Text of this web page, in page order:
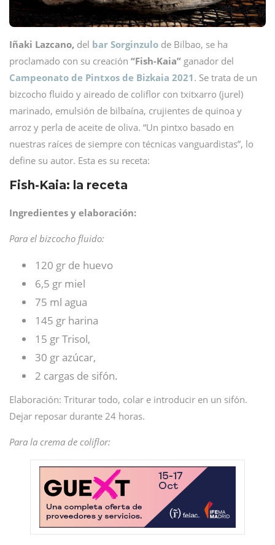
Iñaki Lazcano, del bar Sorginzulo de Bilbao, se ha
proclamado con su creación “Fish-Kaia” ganador del
Campeonato de Pintxos de Bizkaia 2021 . Se trata de un
bizcocho fluido y aireado de coliflor con txitxarro (jurel)
marinado, emulsión de bilbaína, crujientes de quinoa y
arroz y perla de aceite de oliva. “Un pintxo basado en
nuestras raíces de siempre con técnicas vanguardistas”, lo
define su autor. Esta es su receta:
Fish-Kaia: la receta
Ingredientes y elaboración:
Para el bizcocho fluido:
120 gr de huevo
6,5 gr miel
75 ml agua
145 gr harina
15 gr Trisol,
30 gr azúcar,
2 cargas de sifón.
Elaboración: Triturar todo, colar e introducir en un sifón.
Dejar reposar durante 24 horas.
Para la crema de coliflor: